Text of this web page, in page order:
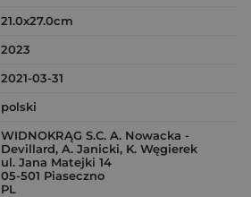
21.0x27.0cm
2023
2021-03-31
polski
WIDNOKRĄG S.C. A. Nowacka -
Devillard, A. Janicki, K. Węgierek
ul. Jana Matejki 14
05-501 Piaseczno
PL